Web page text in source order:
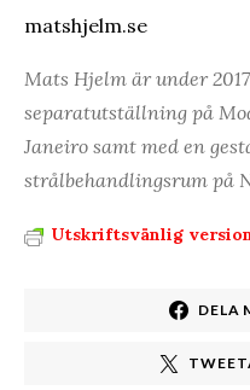
matshjelm.se
Mats Hjelm är under
separatutställning på
Janeiro samt med en
strålbehandlingsrum på
Utskriftsvänlig
DELA